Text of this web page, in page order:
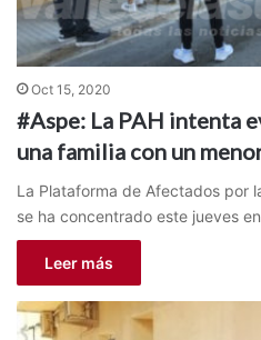
Oct 15, 2020
#Aspe: La PAH intenta
una familia con un
La Plataforma de Afectados por
se ha concentrado este jueves
Leer más